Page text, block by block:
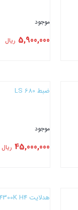
موجود
5,900,000 ریال
ضبط LS 680
موجود
45,000,000 ریال
هدلایت CONOEX VX5 4300K H4